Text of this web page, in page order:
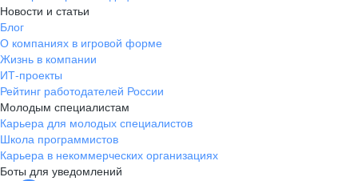
Новости и статьи
Блог
О компаниях в игровой форме
Жизнь в компании
ИТ-проекты
Рейтинг работодателей России
Молодым специалистам
Карьера для молодых специалистов
Школа программистов
Карьера в некоммерческих организациях
Боты для уведомлений